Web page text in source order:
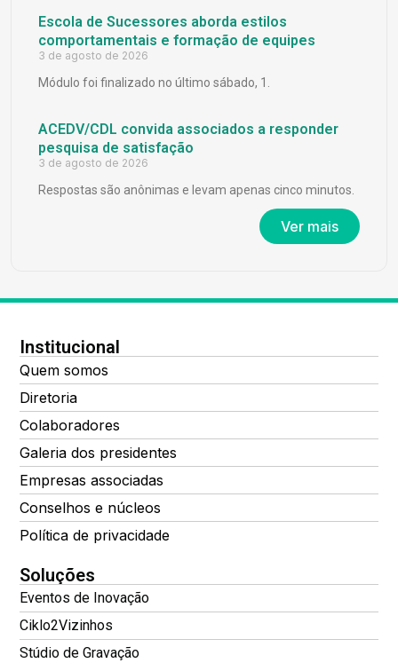
Escola de Sucessores aborda estilos
comportamentais e formação de equipes
3 de agosto de 2026
Módulo foi finalizado no último sábado, 1.
ACEDV/CDL convida associados a responder
pesquisa de satisfação
3 de agosto de 2026
Respostas são anônimas e levam apenas cinco minutos.
Ver mais
Institucional
Quem somos
Diretoria
Colaboradores
Galeria dos presidentes
Empresas associadas
Conselhos e núcleos
Política de privacidade
Soluções
Eventos de Inovação
Ciklo2Vizinhos
Stúdio de Gravação